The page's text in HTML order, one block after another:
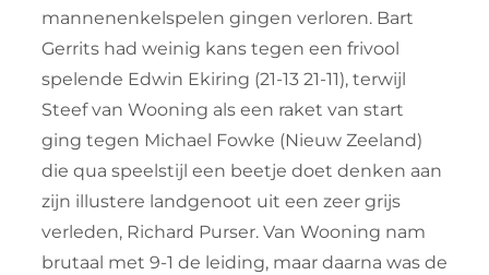
mannenenkelspelen gingen verloren. Bart
Gerrits had weinig kans tegen een frivool
spelende Edwin Ekiring (21-13 21-11), terwijl
Steef van Wooning als een raket van start
ging tegen Michael Fowke (Nieuw Zeeland)
die qua speelstijl een beetje doet denken aan
zijn illustere landgenoot uit een zeer grijs
verleden, Richard Purser. Van Wooning nam
brutaal met 9-1 de leiding, maar daarna was de